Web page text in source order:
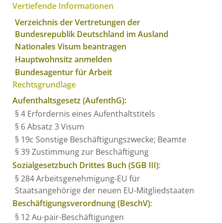
Vertiefende Informationen
Verzeichnis der Vertretungen der
Bundesrepublik Deutschland im Ausland
Nationales Visum beantragen
Hauptwohnsitz anmelden
Bundesagentur für Arbeit
Rechtsgrundlage
Aufenthaltsgesetz (AufenthG):
§ 4 Erfordernis eines Aufenthaltstitels
§ 6 Absatz 3 Visum
§ 19c Sonstige Beschäftigungszwecke; Beamte
§ 39 Zustimmung zur Beschäftigung
Sozialgesetzbuch Drittes Buch (SGB III):
§ 284 Arbeitsgenehmigung-EU für
Staatsangehörige der neuen EU-Mitgliedstaaten
Beschäftigungsverordnung (BeschV):
§ 12 Au-pair-Beschäftigungen